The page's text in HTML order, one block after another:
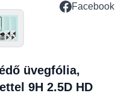
Facebook
üvegfólia,
9H 2.5D HD